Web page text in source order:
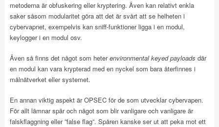
metoderna är obfuskering eller kryptering. Även kan relativt enkla
saker såsom modularitet göra att det är svårt att se helheten i
cybervapnet, exempelvis kan sniff-funktioner ligga i en modul,
keylogger i en modul osv.
Även så finns det något som heterenvironmental keyed payloads där
en modul kan vara krypterad med en nyckel som bara återfinnes i
målnätverket eller systemet.
En annan viktig aspekt är OPSEC för de som utvecklar cybervapen.
För allt lämnar spår och något som blir vanligare och vanligare är
falskflaggning eller ”false flag”. Spåren kanske ser ut att peka mot ett